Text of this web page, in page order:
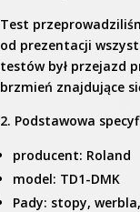
Test
od prezentacji
testów był przejazd
brzmień znajdujące
2. Podstawowa
producent: Roland
model: TD1-DMK
Pady: stopy,